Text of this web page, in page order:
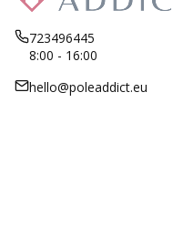
723496445
8:00 - 16:00
hello@poleaddict.eu